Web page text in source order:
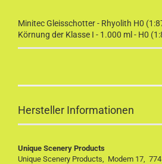
Minitec Gleisschotter - Rhyolith H0
Körnung der Klasse I - 1.000 ml - H0
Hersteller Informationen
Unique Scenery Products
Unique Scenery Products, Modem 17,